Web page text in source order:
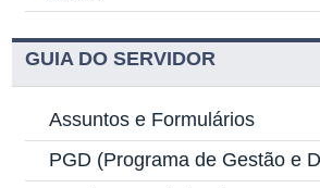
GUIA DO SERVIDOR
Assuntos e Formulários
PGD (Programa de Gestão e